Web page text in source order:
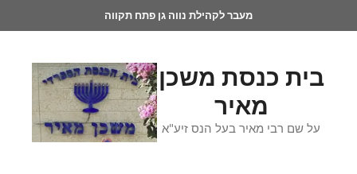
מעבר לקהילת נווה גן פתח תקווה
בית כנסת משכן
מאיר
על שם רבי מאיר בעל הנס זיע"א